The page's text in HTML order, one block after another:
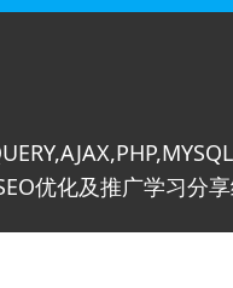
优化及推广学习分